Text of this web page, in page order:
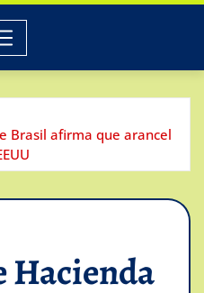
Brasil afirma que arancel